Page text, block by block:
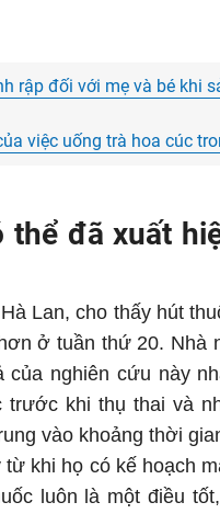
rập đối với mẹ và bé khi
việc uống trà hoa cúc
thể đã xuất
Lan, cho thấy hút
ở tuần thứ 20. Nhà
của nghiên cứu này
trước khi thụ thai và
vào khoảng thời
khi họ có kế hoạch
luôn là một điều